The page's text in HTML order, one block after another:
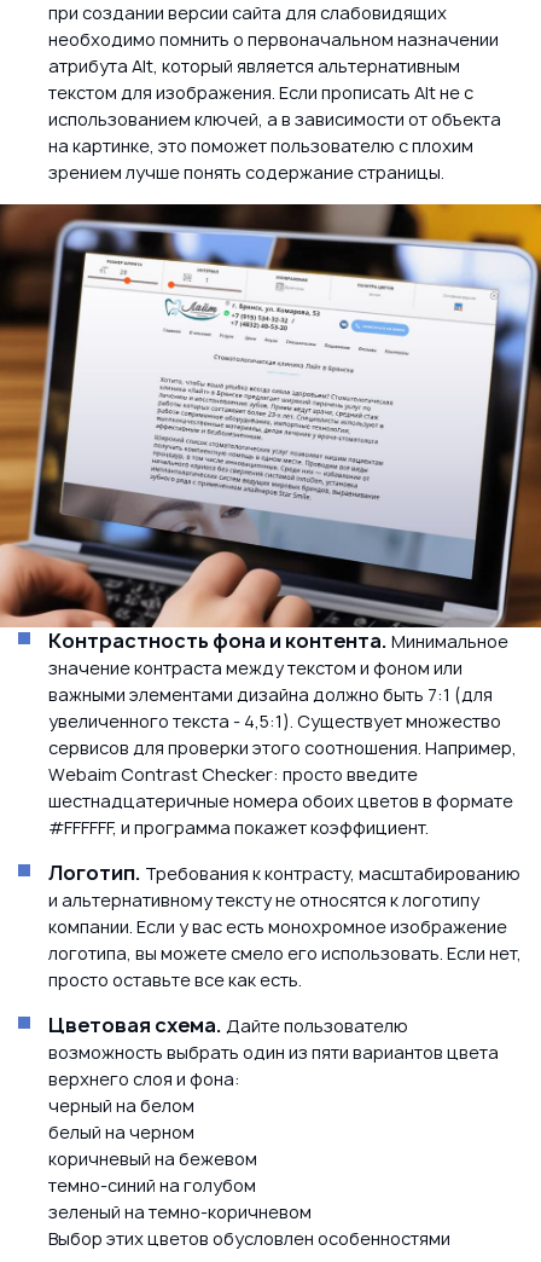
при создании версии сайта для слабовидящих
необходимо помнить о первоначальном назначении
атрибута Alt, который является альтернативным
текстом для изображения. Если прописать Alt не с
использованием ключей, а в зависимости от объекта
на картинке, это поможет пользователю с плохим
зрением лучше понять содержание страницы.
Контрастность фона и контента. Минимальное
значение контраста между текстом и фоном или
важными элементами дизайна должно быть 7:1 (для
увеличенного текста - 4,5:1). Существует множество
сервисов для проверки этого соотношения. Например,
Webaim Contrast Checker: просто введите
шестнадцатеричные номера обоих цветов в формате
#FFFFFF, и программа покажет коэффициент.
Логотип. Требования к контрасту, масштабированию
и альтернативному тексту не относятся к логотипу
компании. Если у вас есть монохромное изображение
логотипа, вы можете смело его использовать. Если нет,
просто оставьте все как есть.
Цветовая схема. Дайте пользователю
возможность выбрать один из пяти вариантов цвета
верхнего слоя и фона:
черный на белом
белый на черном
коричневый на бежевом
темно-синий на голубом
зеленый на темно-коричневом
Выбор этих цветов обусловлен особенностями